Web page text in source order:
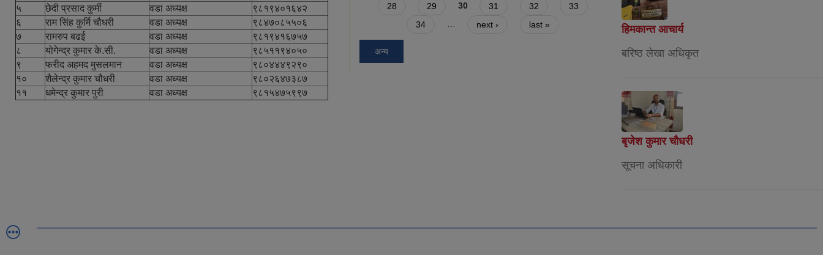
५
छेदी प्रसाद कुर्मी वडा अध्यक्ष
९८१९४०१६४२
६
राम सिंह कुर्मि चौधरी वडा अध्यक्ष
९८४७०८५५०६
७
रामरुप बढई वडा अध्यक्ष
९८१९४१६७५७
८
योगेन्द्र कुमार के.सी. वडा अध्यक्ष
९८५११९४०५०
९
फरीद अहमद मुसलमान वडा अध्यक्ष
९८०४४४९२९०
१०
शैलेन्द्र कुमार चौधरी वडा अध्यक्ष
९८०२६४७३८७
११
धमेन्द्र कुमार पुरी वडा अध्यक्ष ९८१५४७५९९७
28
29 30 31 32
33
34
… next › last »
अन्य
हिमकान्त आचार्य
बरिष्ठ लेखा अधिकृत
बृजेश कुमार चौधरी
सूचना अधिकारी